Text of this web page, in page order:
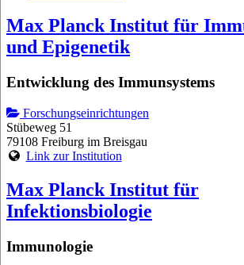
Max Planck Institut für
und Epigenetik
Entwicklung des Immunsystems
Forschungseinrichtungen
Stübeweg 51
79108 Freiburg im Breisgau
Link zur Institution
Max Planck Institut für
Infektionsbiologie
Immunologie